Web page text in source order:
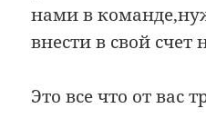
нами в
внести в свой счет
Это все что от вас